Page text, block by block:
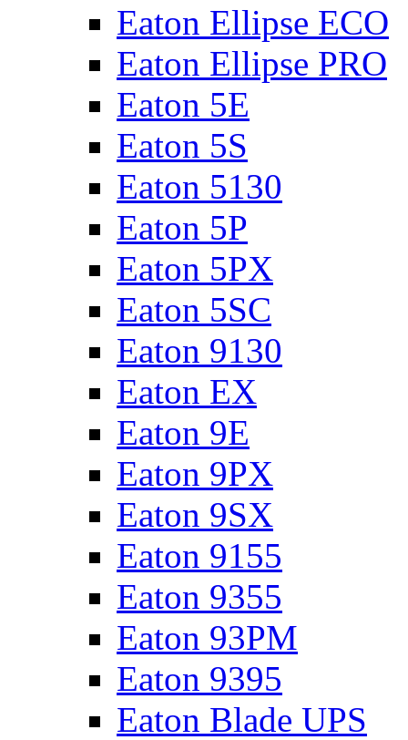
Eaton Ellipse ECO
Eaton Ellipse PRO
Eaton 5E
Eaton 5S
Eaton 5130
Eaton 5P
Eaton 5PX
Eaton 5SC
Eaton 9130
Eaton EX
Eaton 9E
Eaton 9PX
Eaton 9SX
Eaton 9155
Eaton 9355
Eaton 93PM
Eaton 9395
Eaton Blade UPS